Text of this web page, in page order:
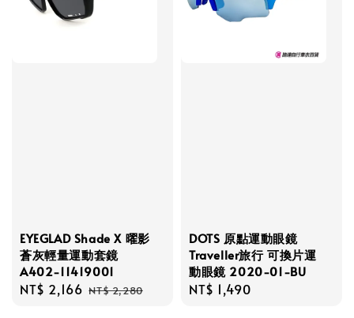
EYEGLAD Shade X 曜影
蒼灰輕量運動套鏡
A402-11419001
Sale
NT$ 2,166 Regular
NT$ 2,280
DOTS 原點運動眼鏡
Traveller旅行 可換片運
動眼鏡 2020-01-BU
Regular
NT$ 1,490